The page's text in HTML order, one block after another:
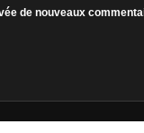
de nouveaux